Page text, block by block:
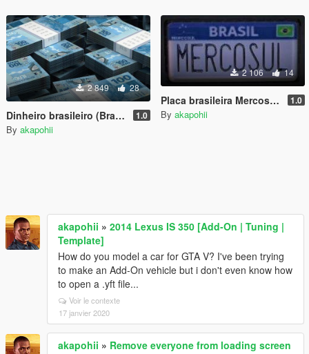
2 849 28
Dinheiro brasileiro (Brazilian money) [Pack] 1.0
By akapohii
2 106 14
Placa brasileira Mercosul (Brazilian License Plate) 1.0
By akapohii
akapohii » 2014 Lexus IS 350 [Add-On | Tuning |
Template]
How do you model a car for GTA V? I've been trying
to make an Add-On vehicle but i don't even know how
to open a .yft file...
Voir le contexte
17 janvier 2020
akapohii » Remove everyone from loading screen